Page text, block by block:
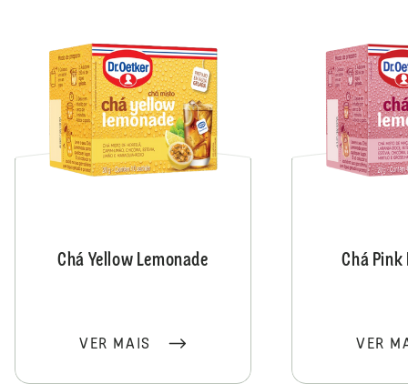
Chá Yellow Lemonade
VER MAIS
Chá Pink
VER